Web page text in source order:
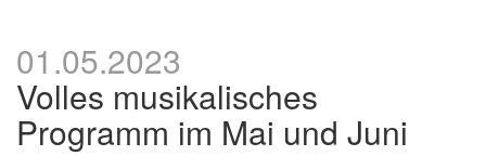
01.05.2023
Volles musikalisches
Programm im Mai und Juni